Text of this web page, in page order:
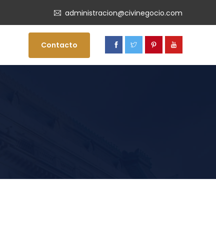
administracion@civinegocio.com
Contacto